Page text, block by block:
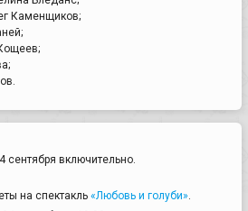
Каменщиков;
сентября включительно.
на спектакль «Любовь и голуби»